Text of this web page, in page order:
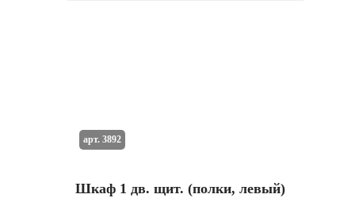
Шкаф 1 дв. щит. (полки, левый)
арт. 3892